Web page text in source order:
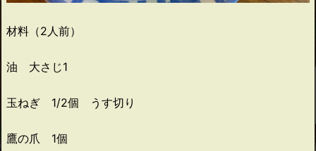
材料（2人前）
油 大さじ1
玉ねぎ 1/2個 うす切り
鷹の爪 1個